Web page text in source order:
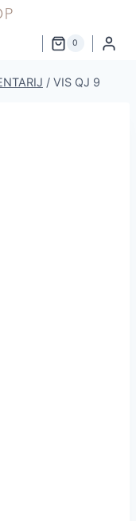
0
/ VIS QJ 9